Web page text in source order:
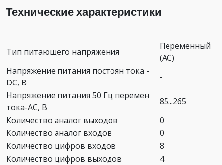
Технические характеристики
Тип питающего напряжения
Переменный
(AC)
Напряжение питания постоян тока -
DC, В
-
Напряжение питания 50 Гц перемен
тока-AC, В
85...265
Количество аналог выходов
0
Количество аналог входов
0
Количество цифров входов
8
Количество цифров выходов
4